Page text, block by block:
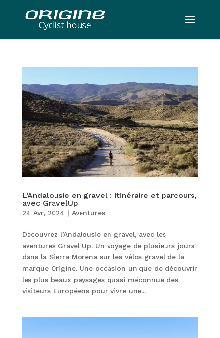
L’Andalousie en gravel : itinéraire et parcours,
avec GravelUp
24 Avr, 2024 | Aventures
Découvrez l’Andalousie en gravel, avec les
aventures Gravel Up. Un voyage de plusieurs jours
dans la Sierra Morena sur les vélos gravel de la
marque Origine. Une occasion unique de découvrir
les plus beaux paysages quasi méconnue des
visiteurs Européens pour vivre une...